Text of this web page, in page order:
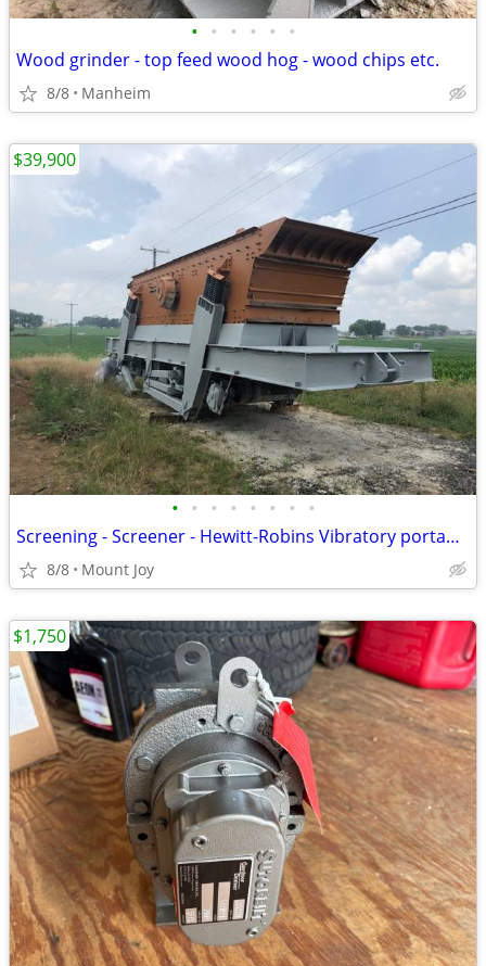
• • • • • •
Wood grinder - top feed wood hog - wood chips etc.
8/8 Manheim
• • • • • • • •
Screening - Screener - Hewitt-Robins Vibratory portable unit
8/8 Mount Joy
$39,900
$1,750